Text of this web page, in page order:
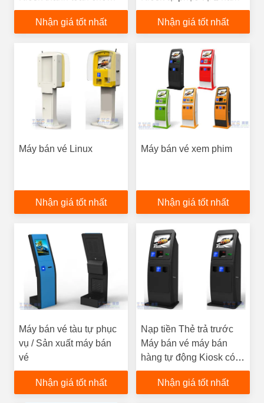
nhà hát / rạp chiếu phim
Nhận giá tốt nhất
Nhận giá tốt nhất
Máy bán vé Linux
Nhận giá tốt nhất
Máy bán vé xem phim
Nhận giá tốt nhất
Máy bán vé tàu tự phục
vụ / Sản xuất máy bán
vé
Nhận giá tốt nhất
Nạp tiền Thẻ trả trước
Máy bán vé máy bán
hàng tự động Kiosk có
Wifi
Nhận giá tốt nhất